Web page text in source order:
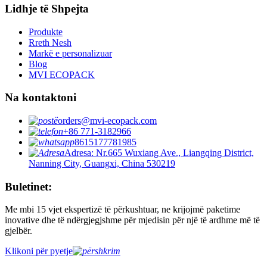
Lidhje të Shpejta
Produkte
Rreth Nesh
Markë e personalizuar
Blog
MVI ECOPACK
Na kontaktoni
orders@mvi-ecopack.com
+86 771-3182966
8615177781985
Adresa: Nr.665 Wuxiang Ave., Liangqing District,
Nanning City, Guangxi, China 530219
Buletinet:
Me mbi 15 vjet ekspertizë të përkushtuar, ne krijojmë paketime
inovative dhe të ndërgjegjshme për mjedisin për një të ardhme më të
gjelbër.
Klikoni për pyetje